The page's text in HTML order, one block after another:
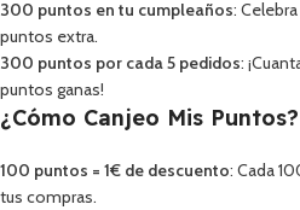
300 puntos en tu cumpleaños:
puntos extra.
300 puntos por cada 5 pedidos:
puntos ganas!
¿Cómo Canjeo Mis Puntos?
100 puntos = 1€ de descuento: Cada
tus compras.